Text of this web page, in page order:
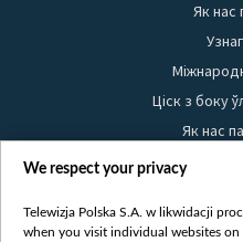
Як нас
Ціск з боку
Як нас
Правілы
We respect your privacy
Telewizja Polska S.A. w likwidacji
when you visit individual websites